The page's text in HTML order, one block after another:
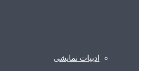
ادبیات نمایشی